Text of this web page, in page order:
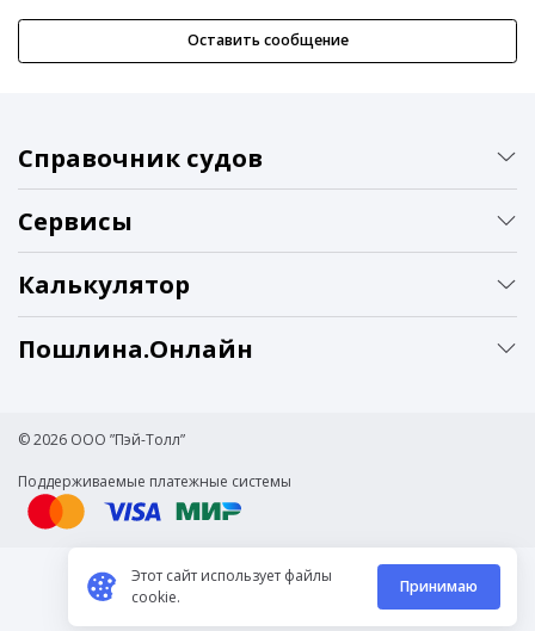
Оставить сообщение
Справочник судов
Сервисы
Калькулятор
Пошлина.Онлайн
© 2026 ООО ”Пэй-Толл”
Поддерживаемые платежные системы
Этот сайт использует файлы
cookie.
Принимаю